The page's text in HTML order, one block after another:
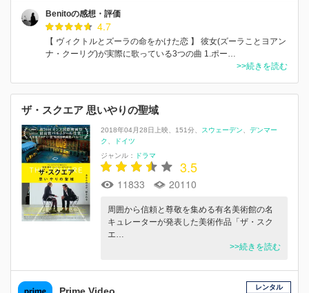
Benitoの感想・評価
4.7
【 ヴィクトルとズーラの命をかけた恋 】 彼女(ズーラことヨアン
ナ・クーリグ)が実際に歌っている3つの曲 1.ポー…
>>続きを読む
ザ・スクエア 思いやりの聖域
2018年04月28日上映 151分 スウェーデン
デンマー
ク
ドイツ
ジャンル：
ドラマ
3.5
11833 20110
周囲から信頼と尊敬を集める有名美術館の名
キュレーターが発表した美術作品「ザ・スク
エ…
>>続きを読む
Prime Video レンタル